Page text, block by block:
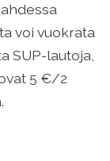
voi vuokrata
SUP-lautoja,
5 €/2